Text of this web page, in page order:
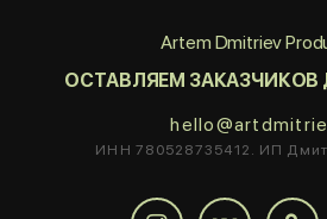
Artem Dmitriev
ОСТАВЛЯЕМ
ИНН 780528735412. ИП